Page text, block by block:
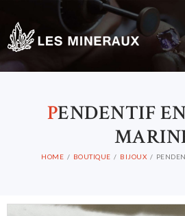
PENDENTIF
HOME BOUTIQUE BIJOUX